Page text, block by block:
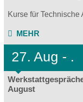
Kurse für Technische
MEHR
27. Aug - .
August